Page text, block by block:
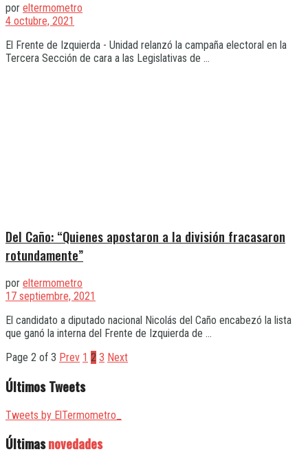
por eltermometro
4 octubre, 2021
El Frente de Izquierda - Unidad relanzó la campaña electoral en la
Tercera Sección de cara a las Legislativas de ...
Del Caño: “Quienes apostaron a la división fracasaron
rotundamente”
por eltermometro
17 septiembre, 2021
El candidato a diputado nacional Nicolás del Caño encabezó la lista
que ganó la interna del Frente de Izquierda de ...
Page 2 of 3 Prev 1 2 3 Next
Últimos Tweets
Tweets by ElTermometro_
Últimasnovedades